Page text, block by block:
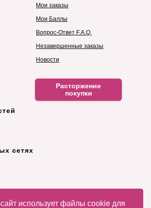
использует файлы cookie для
Мои заказы
Мои Баллы
Вопрос-Ответ F.A.Q.
Незавершенные заказы
Новости
Расторжение
покупки
сетях